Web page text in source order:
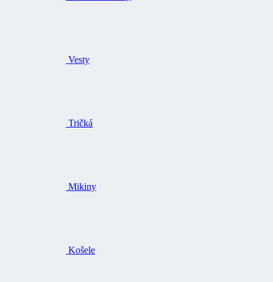
Vesty
Tričká
Mikiny
Košele